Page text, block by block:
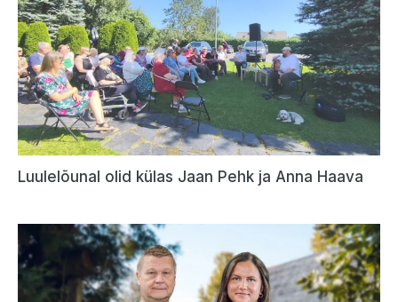
Luulelõunal olid külas Jaan Pehk ja Anna Haava